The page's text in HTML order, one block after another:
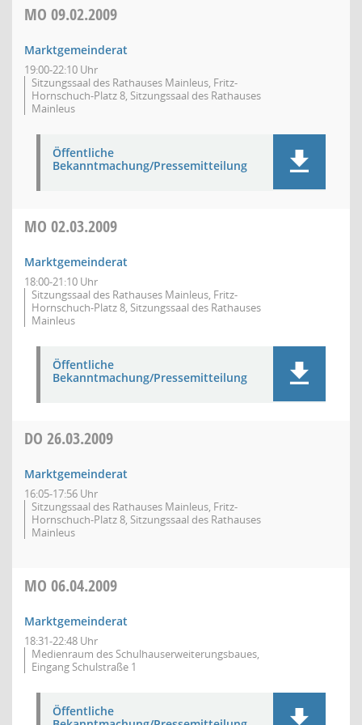
MO 09.02.2009
Marktgemeinderat
19:00-22:10 Uhr
Sitzungssaal des Rathauses Mainleus, Fritz-
Hornschuch-Platz 8, Sitzungssaal des Rathauses
Mainleus
Öffentliche
Bekanntmachung/Pressemitteilung
MO 02.03.2009
Marktgemeinderat
18:00-21:10 Uhr
Sitzungssaal des Rathauses Mainleus, Fritz-
Hornschuch-Platz 8, Sitzungssaal des Rathauses
Mainleus
Öffentliche
Bekanntmachung/Pressemitteilung
DO 26.03.2009
Marktgemeinderat
16:05-17:56 Uhr
Sitzungssaal des Rathauses Mainleus, Fritz-
Hornschuch-Platz 8, Sitzungssaal des Rathauses
Mainleus
MO 06.04.2009
Marktgemeinderat
18:31-22:48 Uhr
Medienraum des Schulhauserweiterungsbaues,
Eingang Schulstraße 1
Öffentliche